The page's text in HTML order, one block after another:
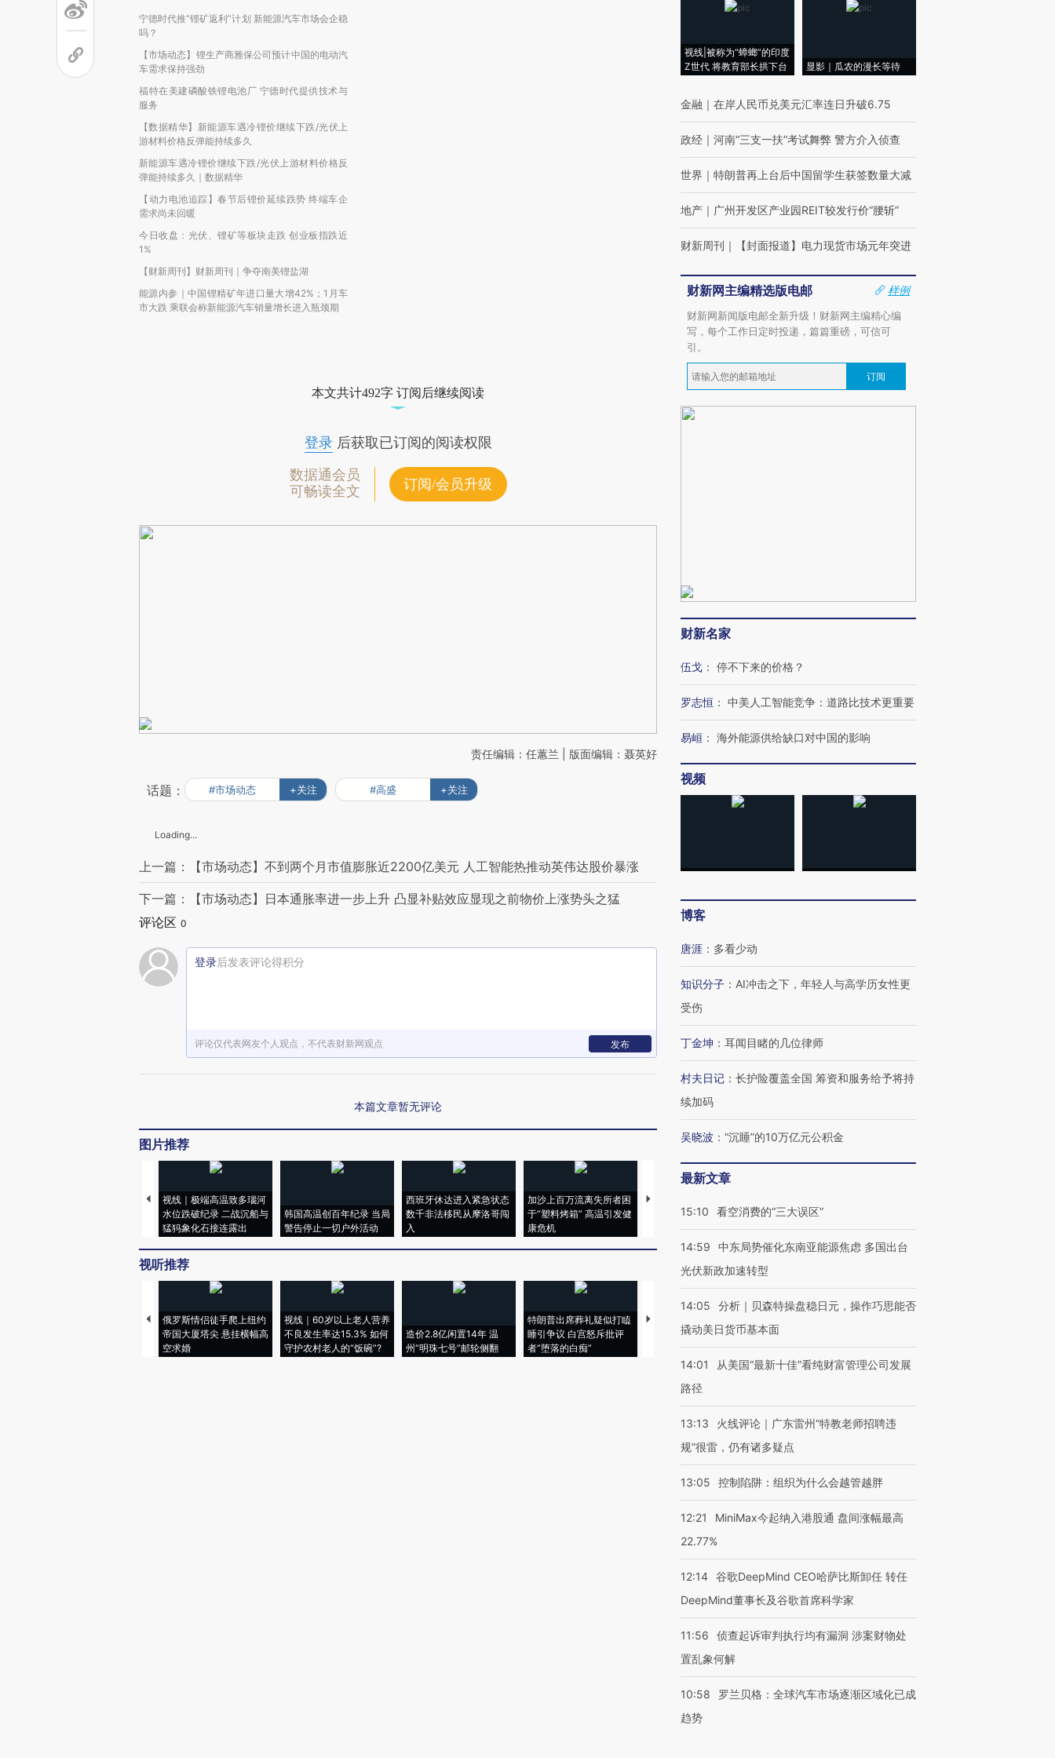
宁德时代推“锂矿返利”计划 新能源汽车市场会企稳
吗？
【市场动态】锂生产商雅保公司预计中国的电动汽
车需求保持强劲
福特在美建磷酸铁锂电池厂 宁德时代提供技术与
服务
【数据精华】新能源车遇冷锂价继续下跌/光伏上
游材料价格反弹能持续多久
新能源车遇冷锂价继续下跌/光伏上游材料价格反
弹能持续多久｜数据精华
【动力电池追踪】春节后锂价延续跌势 终端车企
需求尚未回暖
今日收盘：光伏、锂矿等板块走跌 创业板指跌近
1%
【财新周刊】财新周刊｜争夺南美锂盐湖
能源内参｜中国锂精矿年进口量大增42%；1月车
市大跌 乘联会称新能源汽车销量增长进入瓶颈期
本文共计492字 订阅后继续阅读
登录后获取已订阅的阅读权限
数据通会员
可畅读全文
订阅/会员升级
责任编辑：任蕙兰 | 版面编辑：聂英好
话题： #市场动态 +关注 #高盛 +关注
Loading...
上一篇：【市场动态】不到两个月市值膨胀近2200亿美元 人工智能热推动英伟达股价暴涨
下一篇：【市场动态】日本通胀率进一步上升 凸显补贴效应显现之前物价上涨势头之猛
评论区 0
登录后发表评论得积分
评论仅代表网友个人观点，不代表财新网观点 发布
本篇文章暂无评论
图片推荐
视线｜极端高温致多瑙河
水位跌破纪录 二战沉船与
猛犸象化石接连露出
韩国高温创百年纪录 当局
警告停止一切户外活动
西班牙休达进入紧急状态
数千非法移民从摩洛哥闯
入
加沙上百万流离失所者困
于“塑料烤箱” 高温引发健
康危机
马航飞行员跨国走私7万
粒摇头丸 尿检体内含3种
术：是什么让中产们甘
心“花钱找虐”？
要防空导弹“救急”
视听推荐
俄罗斯情侣徒手爬上纽约
帝国大厦塔尖 悬挂横幅高
空求婚
视线｜60岁以上老人营养
不良发生率达15.3% 如何
守护农村老人的“饭碗”?
造价2.8亿闲置14年 温
州“明珠七号”邮轮侧翻
特朗普出席葬礼疑似打瞌
睡引争议 白宫怒斥批评
者“堕落的白痴”
视线｜全球最热百城独占
97个 印度如何熬过48°C
38岁梅西上演帽子戏法
阿根廷3-0阿尔及利亚
兹奖得主的“非天才”拼图
视线|被称为“蟑螂”的印度
Z世代 将教育部长拱下台
显影｜瓜农的漫长等待
金融 ｜ 在岸人民币兑美元汇率连日升破6.75
政经 ｜ 河南“三支一扶”考试舞弊 警方介入侦查
世界 ｜ 特朗普再上台后中国留学生获签数量大减
地产 ｜ 广州开发区产业园REIT较发行价“腰斩”
财新周刊 ｜ 【封面报道】电力现货市场元年突进
财新网主编精选版电邮
样例
财新网新闻版电邮全新升级！财新网主编精心编
写，每个工作日定时投递，篇篇重磅，可信可
引。
订阅
财新名家
伍戈 ： 停不下来的价格？
罗志恒 ： 中美人工智能竞争：道路比技术更重要
易峘 ： 海外能源供给缺口对中国的影响
视频
博客
唐涯 ： 多看少动
知识分子 ： AI冲击之下，年轻人与高学历女性更
受伤
丁金坤 ： 耳闻目睹的几位律师
村夫日记 ： 长护险覆盖全国 筹资和服务给予将持
续加码
吴晓波 ： “沉睡”的10万亿元公积金
最新文章
15:10 看空消费的“三大误区”
14:59
中东局势催化东南亚能源焦虑 多国出台
光伏新政加速转型
14:05
分析｜贝森特操盘稳日元，操作巧思能否
撬动美日货币基本面
14:01
从美国“最新十佳”看纯财富管理公司发展
路径
13:13
火线评论｜广东雷州“特教老师招聘违
规”很雷，仍有诸多疑点
13:05 控制陷阱：组织为什么会越管越胖
12:21
MiniMax今起纳入港股通 盘间涨幅最高
22.77%
12:14 谷歌DeepMind CEO哈萨比斯卸任 转任
DeepMind董事长及谷歌首席科学家
11:56
侦查起诉审判执行均有漏洞 涉案财物处
置乱象何解
10:58
罗兰贝格：全球汽车市场逐渐区域化已成
趋势